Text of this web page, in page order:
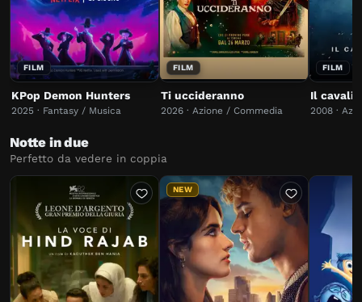
FILM
KPop Demon Hunters
2025 · Fantasy / Musica
FILM
Ti uccideranno
2026 · Azione / Commedia
FILM
Il
2008 ·
Notte in due
Perfetto da vedere in coppia
NEW